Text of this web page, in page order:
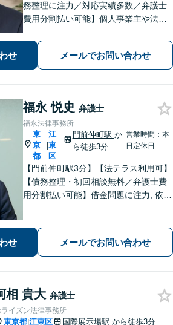
務整理に注力／対応実績多数／弁護士
費用分割払い可能】個人事業主や法人
しい取立てにお困りの方も、まずはお
気軽にご連絡ください！【FP資格あり
／家計管理も万全に】
せ メールでお問い合わせ
福永 悦史 弁護士
福永法律事務所
東
京
都
|
江
東
区
門前仲町駅 か
ら徒歩3分
営業時間：本
日定休日
【門前仲町駅3分】【法テラス利用可】
【債務整理・初回相談無料／弁護士費
用分割払い可能】借金問題に注力, 依頼
の解決を共に目指します。【事前予約
で休日・夜間相談可】
せ メールでお問い合わせ
相 貴大 弁護士
イズン法律事務所
東京都|江東区 国際展示場駅 から徒歩3分